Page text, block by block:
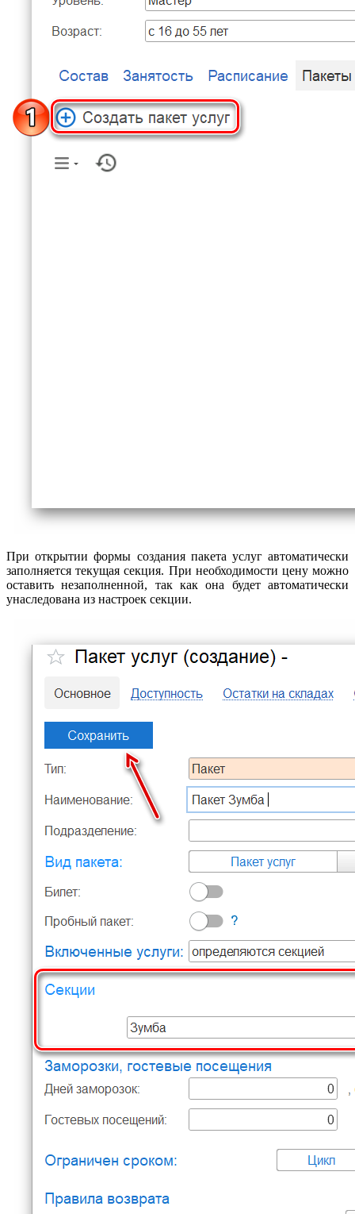
При открытии формы создания пакета услуг автоматически
заполняется текущая секция. При необходимости цену можно
оставить незаполненной, так как она будет автоматически
унаследована из настроек секции.